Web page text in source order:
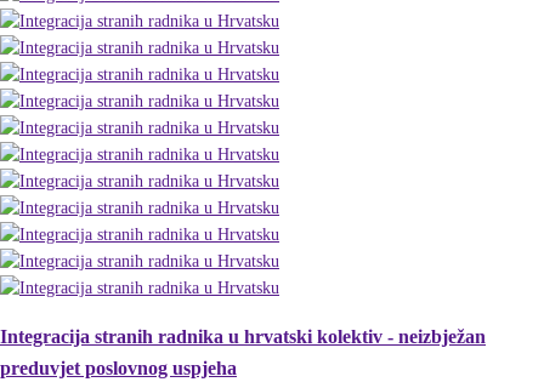
Integracija stranih radnika u hrvatski kolektiv - neizbježan
preduvjet poslovnog uspjeha